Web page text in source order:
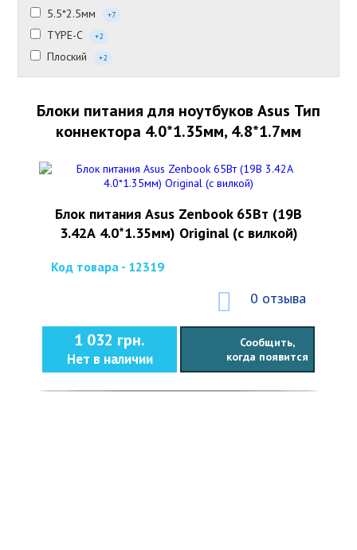
5.5*2.5мм
+7
TYPE-C +2
Плоский +2
Блоки питания для ноутбуков Asus Тип
коннектора 4.0*1.35мм, 4.8*1.7мм
Блок питания Asus Zenbook 65Вт (19В
3.42А 4.0*1.35мм) Original (с вилкой)
Код товара - 12319
0 отзыва
1 032 грн.
Нет в наличии
Сообщить,
когда появится